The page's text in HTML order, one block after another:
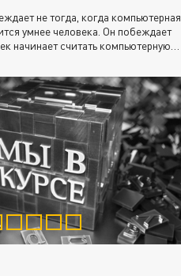
не тогда, когда компьютерная
умнее человека. Он побеждает
начинает считать компьютерную